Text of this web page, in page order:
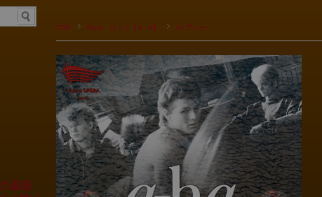
TOP Rock - ロック【A - H】 A) アハー